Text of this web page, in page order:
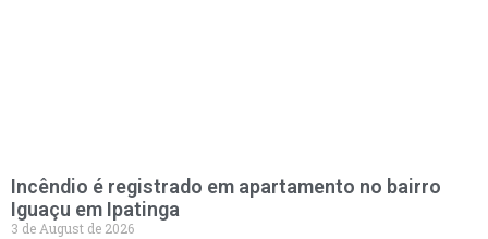
Incêndio é registrado em apartamento no bairro
Iguaçu em Ipatinga
3 de August de 2026